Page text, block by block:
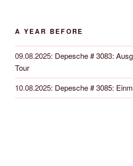
A YEAR BEFORE
09.08.2025: Depesche # 3083:
Tour
10.08.2025: Depesche # 3085: